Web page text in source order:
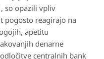
, so opazili vpliv
pogosto reagirajo na
apetitu
denarne
centralnih bank